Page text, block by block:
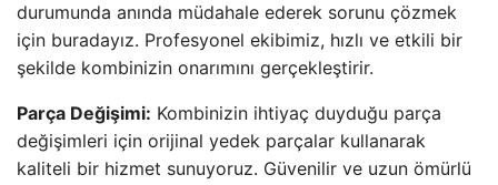
durumunda anında müdahale ederek sorunu çözmek
için buradayız. Profesyonel ekibimiz, hızlı ve etkili bir
şekilde kombinizin onarımını gerçekleştirir.
Parça Değişimi: Kombinizin ihtiyaç duyduğu parça
değişimleri için orijinal yedek parçalar kullanarak
kaliteli bir hizmet sunuyoruz. Güvenilir ve uzun ömürlü